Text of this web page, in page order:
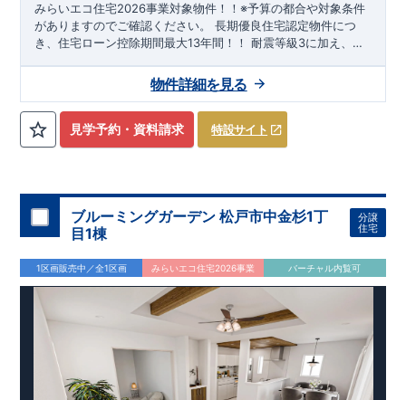
みらいエコ住宅2026事業対象物件！！※予算の都合や対象条件
がありますのでご確認ください。 長期優良住宅認定物件につ
き、住宅ローン控除期間最大13年間！！ 耐震等級3に加え、
ッチンハイクラス＋フロントオープン食洗器＋タンクレストイ
レ(1階)乾太くんを標準採用！！
スマートフォンで見やすい特設サイトはこちら
https://www.e-blooming.com/bukken/21075042/
見学予約・資料請求 特設サイト
物件詳細を見る
ブルーミングガーデン 松戸市中金杉1丁
目1棟
分譲
住宅
1区画販売中／全1区画 みらいエコ住宅2026事業 バーチャル内覧可